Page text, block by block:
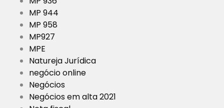
MP 944
MP 958
MP927
MPE
Natureja Jurídica
negócio online
Negócios
Negócios em alta 2021